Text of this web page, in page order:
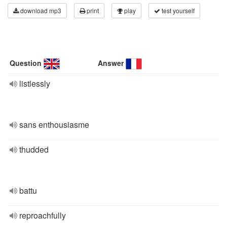
download mp3 print play test yourself
Question Answer
listlessly
sans enthousiasme
thudded
battu
reproachfully